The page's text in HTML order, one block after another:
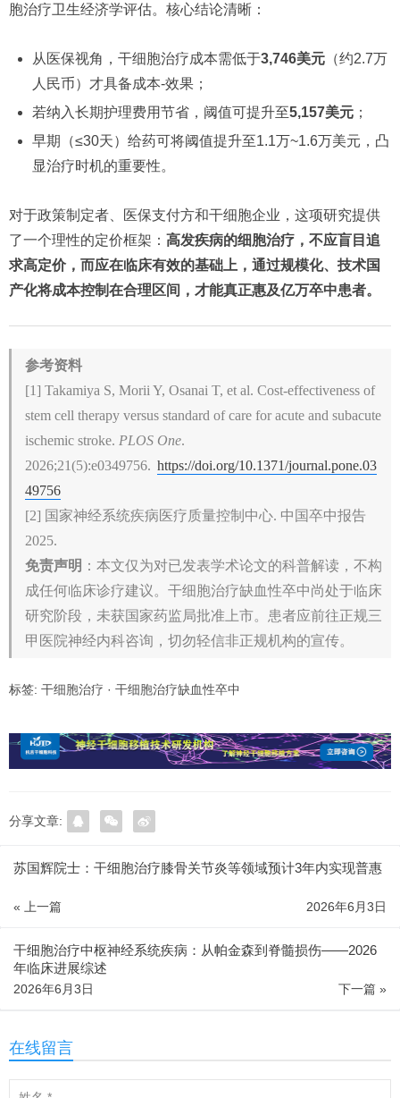
胞治疗卫生经济学评估。核心结论清晰：
从医保视角，干细胞治疗成本需低于3,746美元（约2.7万
人民币）才具备成本-效果；
若纳入长期护理费用节省，阈值可提升至5,157美元；
早期（≤30天）给药可将阈值提升至1.1万~1.6万美元，凸
显治疗时机的重要性。
对于政策制定者、医保支付方和干细胞企业，这项研究提供
了一个理性的定价框架： 高发疾病的细胞治疗，不应盲目追
求高定价，而应在临床有效的基础上，通过规模化、技术国
产化将成本控制在合理区间，才能真正惠及亿万卒中患者。
参考资料
[1] Takamiya S, Morii Y, Osanai T, et al. Cost-effectiveness of
stem cell therapy versus standard of care for acute and subacute
ischemic stroke. PLOS One.
2026;21(5):e0349756. https://doi.org/10.1371/journal.pone.03
49756
[2] 国家神经系统疾病医疗质量控制中心. 中国卒中报告
2025.
免责声明 ：本文仅为对已发表学术论文的科普解读，不构
成任何临床诊疗建议。干细胞治疗缺血性卒中尚处于临床
研究阶段，未获国家药监局批准上市。患者应前往正规三
甲医院神经内科咨询，切勿轻信非正规机构的宣传。
标签: 干细胞治疗 · 干细胞治疗缺血性卒中
分享文章:
苏国辉院士：干细胞治疗膝骨关节炎等领域预计3年内实现普惠
« 上一篇 2026年6月3日
干细胞治疗中枢神经系统疾病：从帕金森到脊髓损伤——2026
年临床进展综述
下一篇 »
2026年6月3日
在线留言